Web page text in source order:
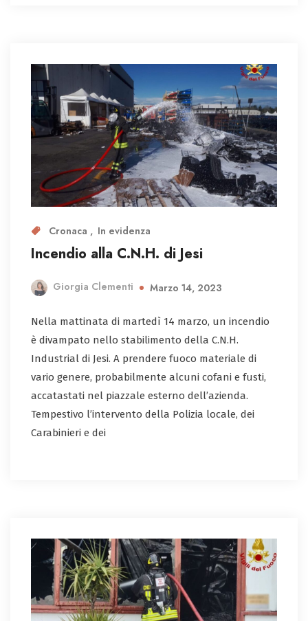
Cronaca In evidenza
Incendio alla C.N.H. di Jesi
Giorgia Clementi Marzo 14, 2023
Nella mattinata di martedì 14 marzo, un incendio
è divampato nello stabilimento della C.N.H.
Industrial di Jesi. A prendere fuoco materiale di
vario genere, probabilmente alcuni cofani e fusti,
accatastati nel piazzale esterno dell’azienda.
Tempestivo l’intervento della Polizia locale, dei
Carabinieri e dei